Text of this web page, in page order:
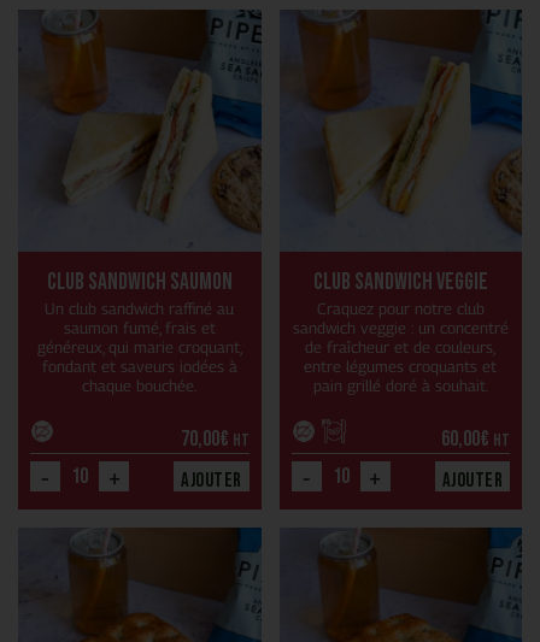
Club sandwich saumon
Un club sandwich raffiné au
saumon fumé, frais et
généreux, qui marie croquant,
fondant et saveurs iodées à
chaque bouchée.
70,00€ HT
- + Ajouter
Club sandwich veggie
Craquez pour notre club
sandwich veggie : un concentré
de fraîcheur et de couleurs,
entre légumes croquants et
pain grillé doré à souhait.
60,00€ HT
- + Ajouter